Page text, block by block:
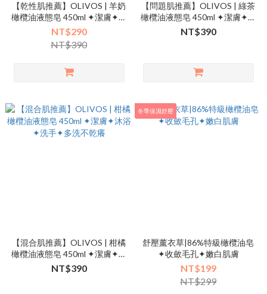
【乾性肌推薦】OLIVOS | 羊奶
橄欖油液態皂 450ml ✦潔膚✦沐
浴✦洗手✦多洗不乾癢
NT$290
NT$390
【問題肌推薦】OLIVOS | 綠茶
橄欖油液態皂 450ml ✦潔膚✦沐
浴✦洗手✦多洗不乾癢
NT$390
【混合肌推薦】OLIVOS | 柑橘
橄欖油液態皂 450ml ✦潔膚✦沐
浴✦洗手✦多洗不乾癢
NT$390
冬季保濕舒壓
舒壓薰衣草|86%特級橄欖油皂
✦收斂毛孔✦嫩白肌膚
NT$199
NT$299